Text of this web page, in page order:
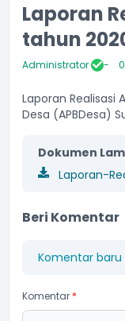
Laporan
tahun
Administrator
Laporan Realisasi
Desa (APBDesa)
Dokumen
Laporan-
Beri Komentar
Komentar
Komentar *